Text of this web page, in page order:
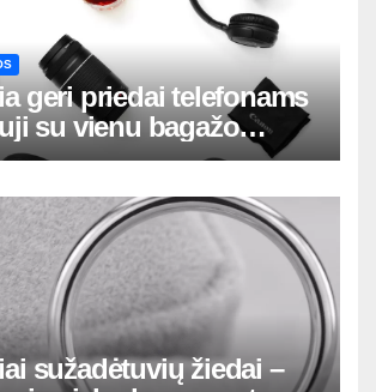
geri priedai telefonams
su vienu bagažo
sužadėtuvių žiedai –